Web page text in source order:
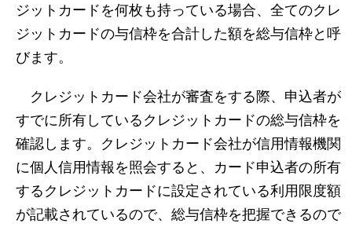
ジットカードを何枚も持っている場合、全てのクレ
ジットカードの与信枠を合計した額を総与信枠と呼
びます。
クレジットカード会社が審査をする際、申込者が
すでに所有しているクレジットカードの総与信枠を
確認します。クレジットカード会社が信用情報機関
に個人信用情報を照会すると、カード申込者の所有
するクレジットカードに設定されている利用限度額
が記載されているので、総与信枠を把握できるので